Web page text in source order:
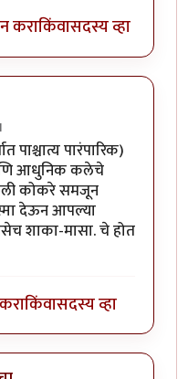
कराकिंवासदस्य व्हा
पाश्चात्य पारंपारिक)
आधुनिक कलेचे
कोकरे समजून
देऊन आपल्या
शाका-मासा. चे होत
किंवासदस्य व्हा